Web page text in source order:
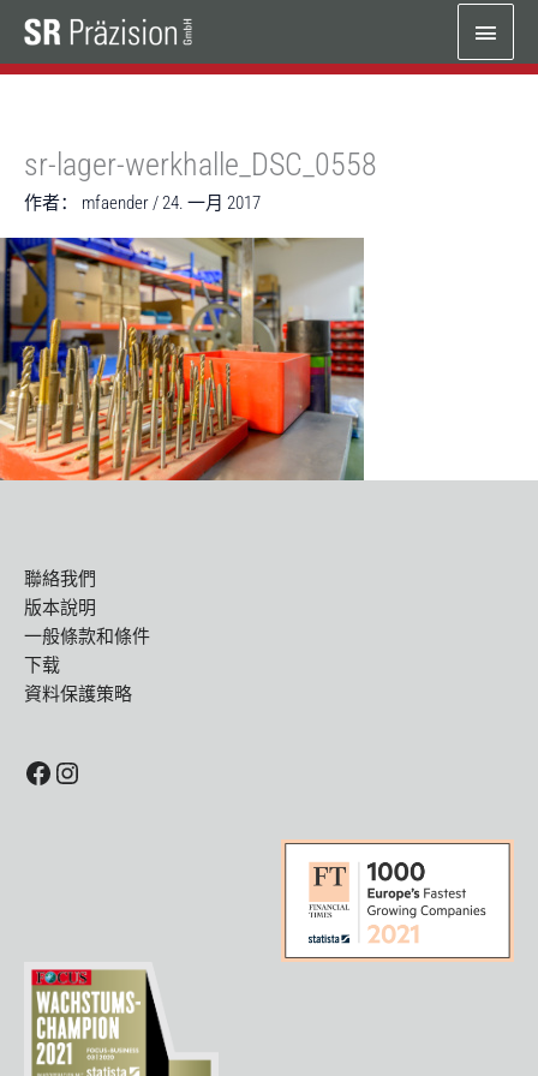
内
主
菜
sr-lager-werkhalle_DSC_0558
作者： mfaender /24. 一月 2017
聯絡我們
版本說明
一般條款和條件
下载
資料保護策略
Facebook
Instagram